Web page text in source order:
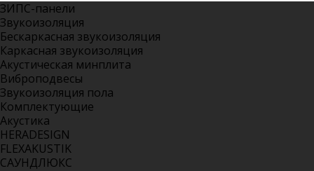
ЗИПС-панели
Звукоизоляция
Бескаркасная звукоизоляция
Каркасная звукоизоляция
Акустическая минплита
Виброподвесы
Звукоизоляция пола
Комплектующие
Акустика
HERADESIGN
FLEXAKUSTIK
САУНДЛЮКС